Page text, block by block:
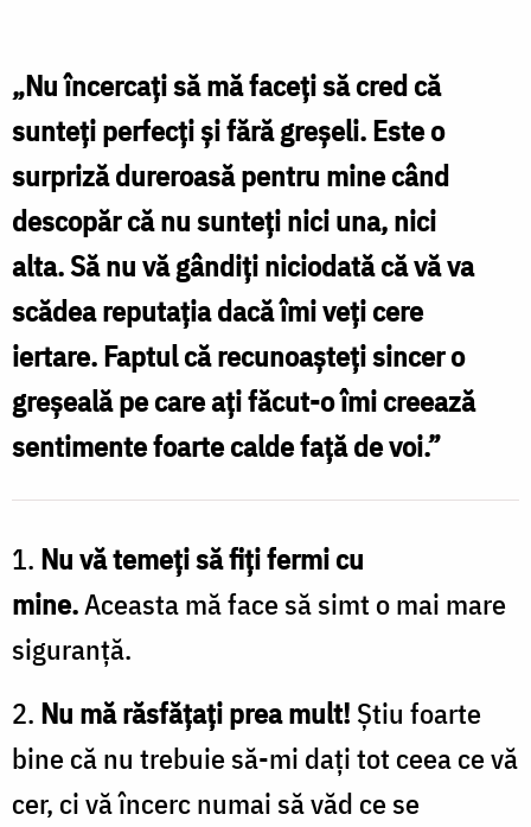
de
la
copilul
Crina
Zamfirescu
„Nu încercați să mă faceți să cred că
sunteți perfecți și fără greșeli. Este o
surpriză dureroasă pentru mine când
descopăr că nu sunteți nici una, nici
alta. Să nu vă gândiți niciodată că vă va
scădea reputația dacă îmi veți cere
iertare. Faptul că recunoașteți sincer o
greșeală pe care ați făcut-o îmi creează
sentimente foarte calde față de voi.”
1. Nu vă temeți să fiți fermi cu
mine.Aceasta mă face să simt o mai mare
siguranță.
2. Nu mă răsfățați prea mult! Știu foarte
bine că nu trebuie să-mi dați tot ceea ce vă
cer, ci vă încerc numai să văd ce se